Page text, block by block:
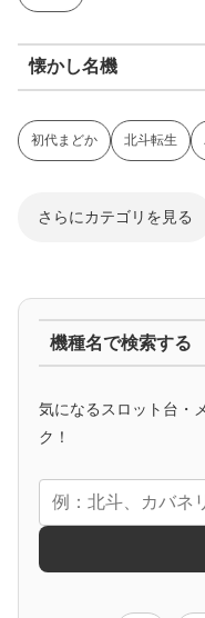
懐かし名機
初代まどか 北斗転生
さらにカテゴリを見る
マイジャグ ファンキー
アニメタイアップ
エヴァ コードギアス
機種名で検索する
気になるスロット台・
ク！